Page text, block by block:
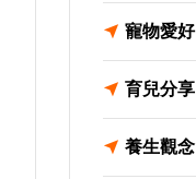
寵物愛好
育兒分享
養生觀念